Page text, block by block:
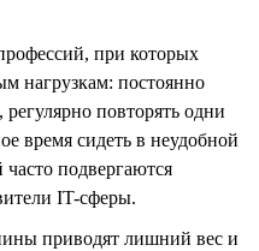
при которых
нагрузкам: постоянно
повторять одни
время сидеть в неудобной
подвергаются
IT-сферы.
приводят лишний вес и